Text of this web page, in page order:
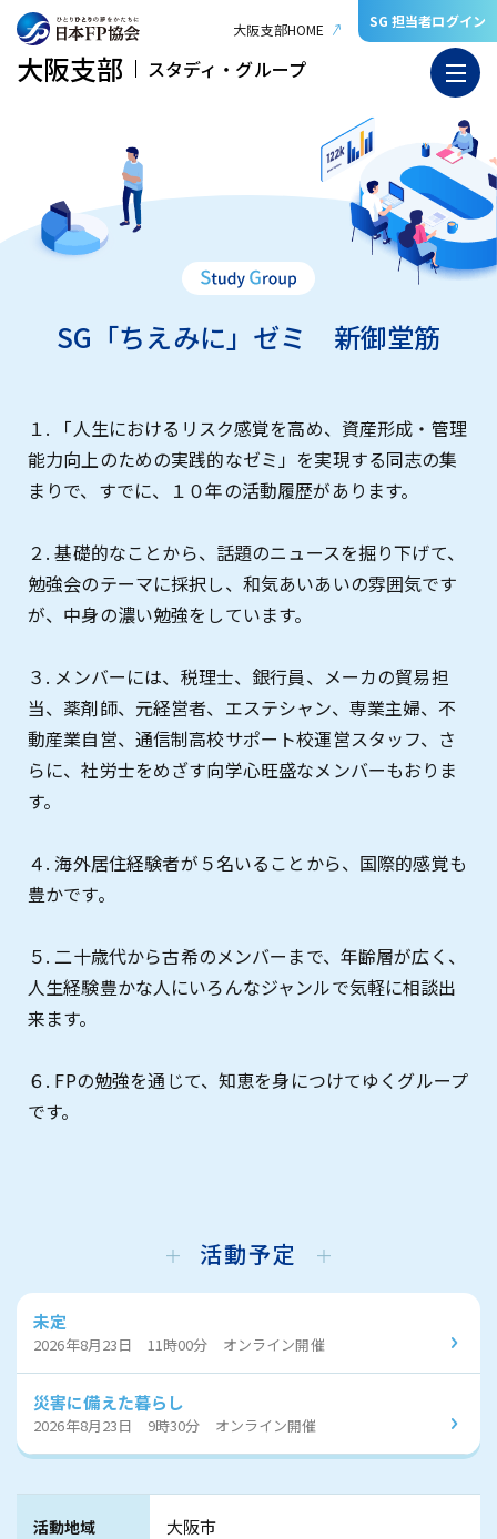
大阪支部 スタディ・グループ
大阪支部HOME SG 担当者ログイン
SG「ちえみに」ゼミ 新御堂筋
１. 「人生におけるリスク感覚を高め、資産形成・管理
能力向上のための実践的なゼミ」を実現する同志の集
まりで、すでに、１０年の活動履歴があります。
２. 基礎的なことから、話題のニュースを掘り下げて、
勉強会のテーマに採択し、和気あいあいの雰囲気です
が、中身の濃い勉強をしています。
３. メンバーには、税理士、銀行員、メーカの貿易担
当、薬剤師、元経営者、エステシャン、専業主婦、不
動産業自営、通信制高校サポート校運営スタッフ、さ
らに、社労士をめざす向学心旺盛なメンバーもおりま
す。
４. 海外居住経験者が５名いることから、国際的感覚も
豊かです。
５. 二十歳代から古希のメンバーまで、年齢層が広く、
人生経験豊かな人にいろんなジャンルで気軽に相談出
来ます。
６. FPの勉強を通じて、知恵を身につけてゆくグループ
です。
活動予定
未定
2026年8月23日 11時00分 オンライン開催
災害に備えた暮らし
2026年8月23日 9時30分 オンライン開催
活動地域 大阪市